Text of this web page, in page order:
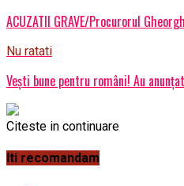
ACUZATII GRAVE/Procurorul
Nu ratati
Vești bune pentru români! Au
Citeste in continuare
Iti recomandam